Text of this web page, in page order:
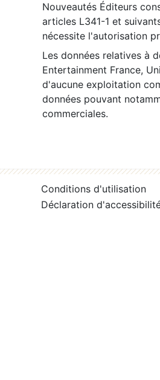
Nouveautés Éditeurs
articles L341-1 et
nécessite l'autorisation
Les données relatives à
Entertainment France,
d'aucune exploitation
données pouvant
commerciales.
Conditions d'utilisation
Déclaration